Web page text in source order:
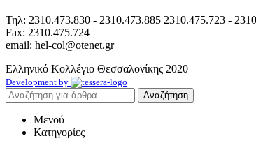
Τηλ: 2310.473.830 - 2310.473.885 2310.475.723 -
Fax: 2310.475.724
email: hel-col@otenet.gr
Ελληνικό Κολλέγιο Θεσσαλονίκης 2020
Development by
Αναζήτηση
Μενού
Κατηγορίες